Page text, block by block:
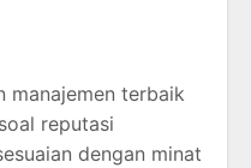
manajemen terbaik
reputasi
dengan minat